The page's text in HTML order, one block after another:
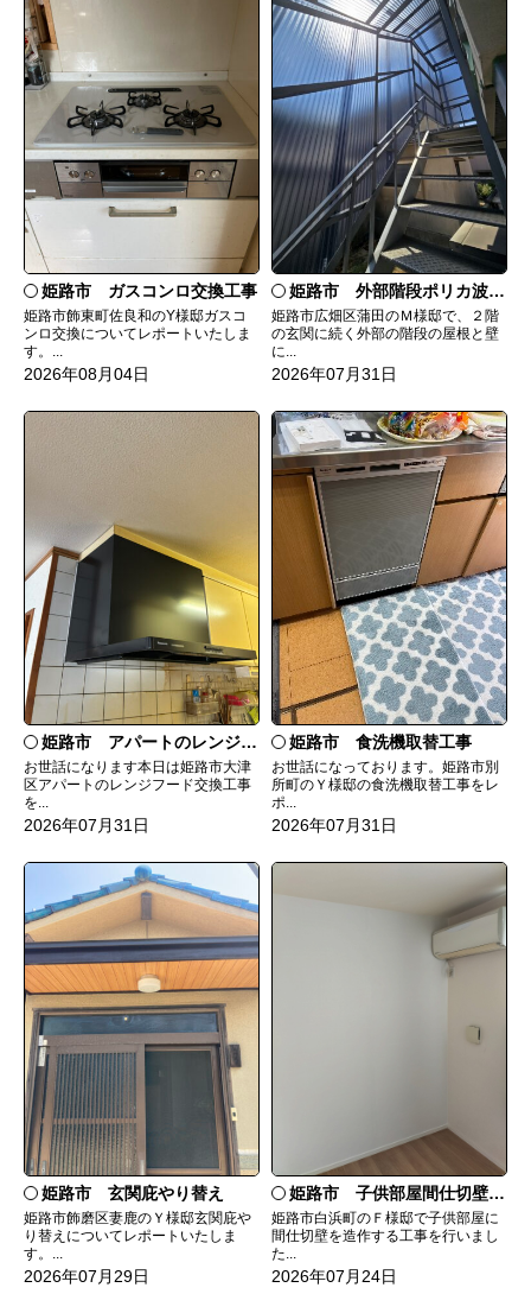
姫路市 ガスコンロ交換工事
姫路市飾東町佐良和のY様邸ガスコ
ンロ交換についてレポートいたしま
す。...
2026年08月04日
姫路市 外部階段ポリカ波板張替工事
姫路市広畑区蒲田のＭ様邸で、２階
の玄関に続く外部の階段の屋根と壁
に...
2026年07月31日
姫路市 アパートのレンジフード交換
お世話になります本日は姫路市大津
区アパートのレンジフード交換工事
を...
2026年07月31日
姫路市 食洗機取替工事
お世話になっております。姫路市別
所町のＹ様邸の食洗機取替工事をレ
ポ...
2026年07月31日
姫路市 玄関庇やり替え
姫路市飾磨区妻鹿のＹ様邸玄関庇や
り替えについてレポートいたしま
す。...
2026年07月29日
姫路市 子供部屋間仕切壁造作
姫路市白浜町のＦ様邸で子供部屋に
間仕切壁を造作する工事を行いまし
た...
2026年07月24日